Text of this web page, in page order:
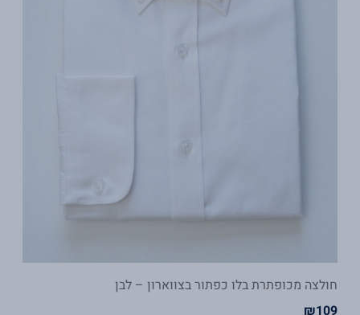
חולצה מכופתרת בלו כפתור בצווארון – לבן